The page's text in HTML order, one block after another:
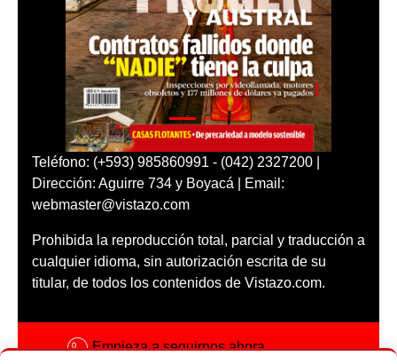
Teléfono: (+593) 985860991 - (042) 2327200 |
Dirección: Aguirre 734 y Boyacá | Email:
webmaster@vistazo.com
Prohibida la reproducción total, parcial y traducción a
cualquier idioma, sin autorización escrita de su
titular, de todos los contenidos de Vistazo.com.
Empieza a seguirnos ahora